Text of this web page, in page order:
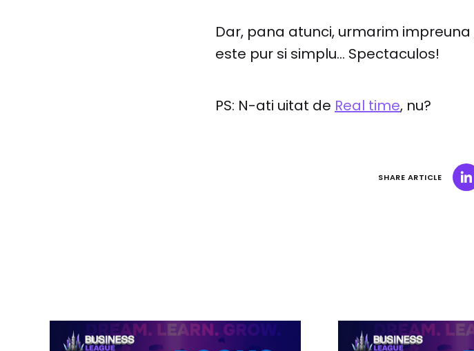
Dar, pana atunci, urmarim impreuna
este pur si simplu... Spectaculos!
PS: N-ati uitat de Real time, nu?
SHARE ARTICLE